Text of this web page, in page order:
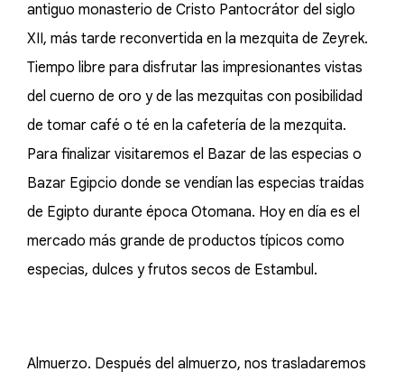
antiguo monasterio de Cristo Pantocrátor del siglo
XII, más tarde reconvertida en la mezquita de Zeyrek.
Tiempo libre para disfrutar las impresionantes vistas
del cuerno de oro y de las mezquitas con posibilidad
de tomar café o té en la cafetería de la mezquita.
Para finalizar visitaremos el Bazar de las especias o
Bazar Egipcio donde se vendían las especias traídas
de Egipto durante época Otomana. Hoy en día es el
mercado más grande de productos típicos como
especias, dulces y frutos secos de Estambul.
Almuerzo. Después del almuerzo, nos trasladaremos